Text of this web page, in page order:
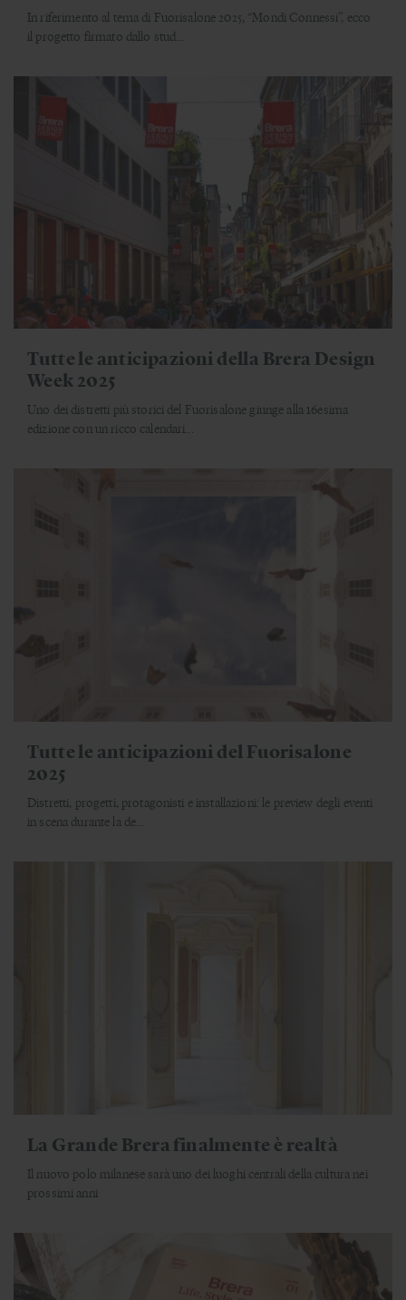
In riferimento al tema di Fuorisalone 2025, “Mondi Connessi”, ecco
il progetto firmato dallo stud...
Tutte le anticipazioni della Brera Design
Week 2025
Uno dei distretti più storici del Fuorisalone giunge alla 16esima
edizione con un ricco calendari...
Tutte le anticipazioni del Fuorisalone
2025
Distretti, progetti, protagonisti e installazioni: le preview degli eventi
in scena durante la de...
La Grande Brera finalmente è realtà
Il nuovo polo milanese sarà uno dei luoghi centrali della cultura nei
prossimi anni